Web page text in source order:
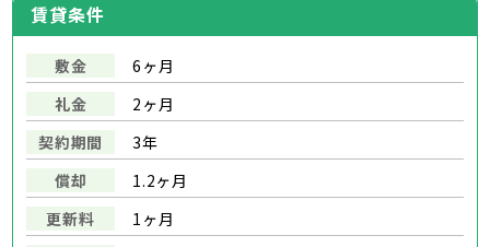
賃貸条件
敷金
6ヶ月
礼金
2ヶ月
契約期間
3年
償却
1.2ヶ月
更新料
1ヶ月